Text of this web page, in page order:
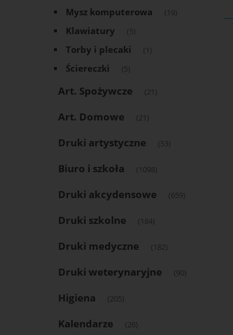
Mysz komputerowa (19)
Klawiatury (5)
Torby i plecaki (1)
Ściereczki (5)
Art. Spożywcze (21)
Art. Domowe (21)
Druki artystyczne (53)
Biuro i szkoła (1098)
Druki akcydensowe (659)
Druki szkolne (184)
Druki medyczne (182)
Druki weterynaryjne (90)
Higiena (205)
Kalendarze (26)